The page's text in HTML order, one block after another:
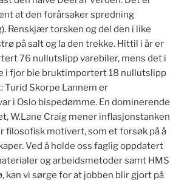
at den forårsaker spredning
Renskjær torsken og del den i like
på salt og la den trekke. Hittil i år er
76 nullutslipp varebiler, mens det i
i fjor ble bruktimportert 18 nullutslipp
Turid Skorpe Lannem er
i Oslo bispedømme. En dominerende
W.Lane Craig mener inflasjonstanken
filosofisk motivert, som et forsøk på å
Ved å holde oss faglig oppdatert
og arbeidsmetoder samt HMS
kan vi sørge for at jobben blir gjort på